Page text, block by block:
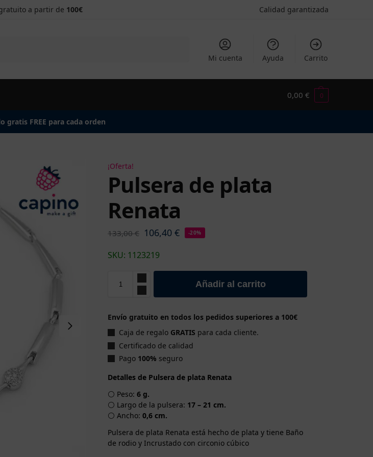
a partir de 100€ Calidad garantizada
Mi cuenta Ayuda Carrito
0,00 € 0
gratis FREE para cada orden
¡Oferta!
Pulsera de plata
Renata
133,00€ 106,40€ -20%
SKU: 1123219
Añadir al carrito
Envío gratuito en todos los pedidos superiores a 100€
Caja de regalo GRATIS para cada cliente.
Certificado de calidad
Pago 100% seguro
Detalles de Pulsera de plata Renata
⚪ Peso:6 g.
⚪ Largo de la pulsera: 17 – 21 cm.
⚪ Ancho:0,6 cm.
Pulsera de plata Renata está hecho de plata y tiene Baño
de rodio y Incrustado con circonio cúbico